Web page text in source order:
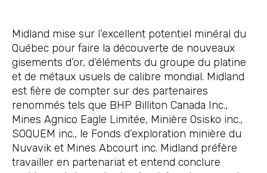
Midland mise sur l’excellent potentiel minéral du
Québec pour faire la découverte de nouveaux
gisements d’or, d’éléments du groupe du platine
et de métaux usuels de calibre mondial. Midland
est fière de compter sur des partenaires
renommés tels que BHP Billiton Canada Inc.,
Mines Agnico Eagle Limitée, Minière Osisko inc.,
SOQUEM inc., le Fonds d’exploration minière du
Nuvavik et Mines Abcourt inc. Midland préfère
travailler en partenariat et entend conclure